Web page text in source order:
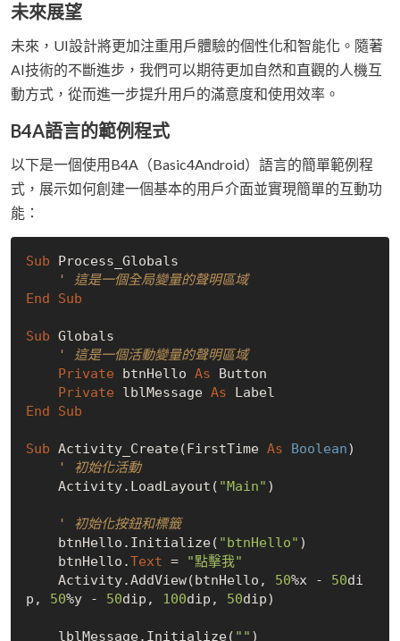
未來展望
未來，UI設計將更加注重用戶體驗的個性化和智能化。隨著
AI技術的不斷進步，我們可以期待更加自然和直觀的人機互
動方式，從而進一步提升用戶的滿意度和使用效率。
B4A語言的範例程式
以下是一個使用B4A（Basic4Android）語言的簡單範例程
式，展示如何創建一個基本的用戶介面並實現簡單的互動功
能：
Sub Process_Globals
' 這是一個全局變量的聲明區域
End
Sub
Sub Globals
' 這是一個活動變量的聲明區域
Private btnHello As Button
Private lblMessage As
End
Sub
Sub Activity_Create(FirstTime As Boolean)
' 初始化活動
    Activity.LoadLayout(
"Main" )
' 初始化按鈕和標籤
    btnHello.Initialize(
"btnHello" )
    btnHello.
Text =
"點擊我"
    Activity.AddView(btnHello,
50%x - 50di
p, 50%y - 50dip, 100dip, 50dip)
    lblMessage.Initialize(
"" )